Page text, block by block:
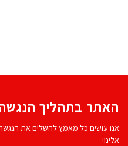
האתר בתהליך הנגשה
אנו עושים כל מאמץ להשלים את
אלינו!